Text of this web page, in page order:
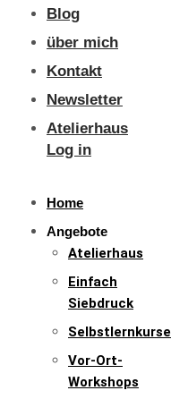
Blog
über mich
Kontakt
Newsletter
Atelierhaus
Log in
Home
Angebote
Atelierhaus
Einfach
Siebdruck
Selbstlernkurse
Vor-Ort-
Workshops